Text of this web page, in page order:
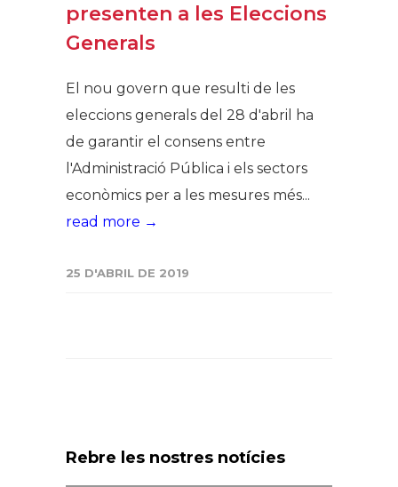
presenten a les Eleccions
Generals
El nou govern que resulti de les
eleccions generals del 28 d'abril ha
de garantir el consens entre
l'Administració Pública i els sectors
econòmics per a les mesures més...
read more →
25 D'ABRIL DE 2019
Rebre les nostres notícies